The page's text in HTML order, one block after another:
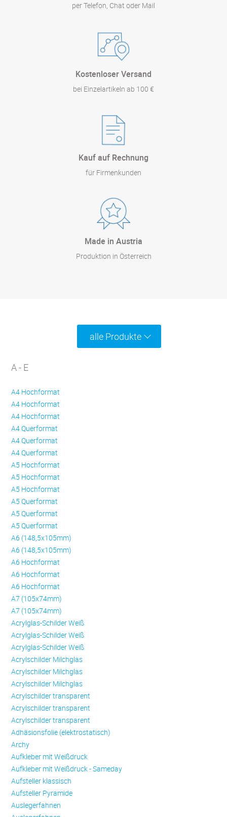
per Telefon, Chat oder Mail
Kostenloser Versand
bei Einzelartikeln ab 100 €
Kauf auf Rechnung
für Firmenkunden
Made in Austria
Produktion in Österreich
alle Produkte
A - E
A4 Hochformat
A4 Hochformat
A4 Hochformat
A4 Querformat
A4 Querformat
A4 Querformat
A5 Hochformat
A5 Hochformat
A5 Hochformat
A5 Querformat
A5 Querformat
A5 Querformat
A6 (148,5x105mm)
A6 (148,5x105mm)
A6 Hochformat
A6 Hochformat
A6 Hochformat
A7 (105x74mm)
A7 (105x74mm)
Acrylglas-Schilder Weiß
Acrylglas-Schilder Weiß
Acrylglas-Schilder Weiß
Acrylschilder Milchglas
Acrylschilder Milchglas
Acrylschilder Milchglas
Acrylschilder transparent
Acrylschilder transparent
Acrylschilder transparent
Adhäsionsfolie (elektrostatisch)
Archy
Aufkleber mit Weißdruck
Aufkleber mit Weißdruck - Sameday
Aufsteller klassisch
Aufsteller Pyramide
Auslegerfahnen